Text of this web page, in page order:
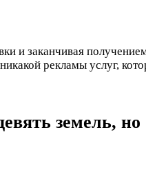
и заканчивая
рекламы услуг,
земель, но